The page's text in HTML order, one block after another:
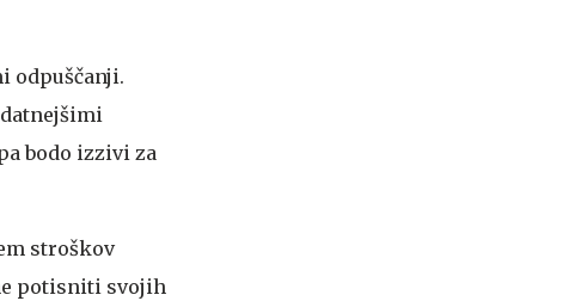
odpuščanji.
bodo izzivi za
stroškov
potisniti svojih